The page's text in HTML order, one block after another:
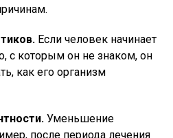
Если человек начинает
с которым он не знаком, он
как его организм
Уменьшение
после периода лечения